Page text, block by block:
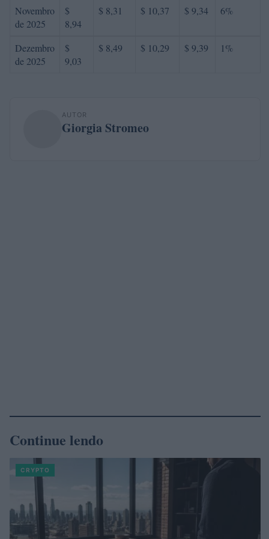
Novembro
de 2025
$
8,94
$ 8,31 $ 10,37 $ 9,34 6%
Dezembro
de 2025
$
9,03
$ 8,49 $ 10,29 $ 9,39 1%
AUTOR
Giorgia Stromeo
Continue lendo
CRYPTO